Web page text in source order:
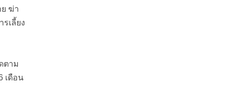
ย ฆ่า
เลี้ยง
ตาม
เดือน